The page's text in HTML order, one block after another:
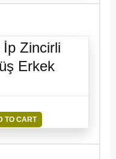
İp Zincirli
Erkek
TO CART